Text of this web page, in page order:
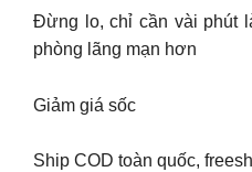
Đừng lo, chỉ cần vài phút
phòng lãng mạn hơn
Giảm giá sốc
Ship COD toàn quốc,